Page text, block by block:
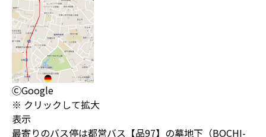
ⒸGoogle
※ クリックして拡大
表示
最寄りのバス停は都営バス【品97】の墓地下（BOCHI-